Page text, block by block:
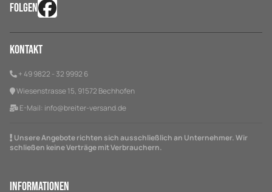
FOLGEN
Kontakt
+ 49 9822 - 32 9992 6
Wiesenstrasse 15, 91572 Bechhofen
E-Mail: info@breiter-versand.de
Unsere Angebote richten sich ausschließlich an Unternehmer. Wir
schließen keine Verträge mit Verbrauchern.
Informationen